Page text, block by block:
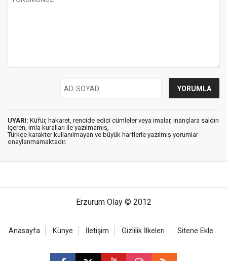
UYARI: Küfür, hakaret, rencide edici cümleler veya imalar, inançlara saldırı
içeren, imla kuralları ile yazılmamış,
Türkçe karakter kullanılmayan ve büyük harflerle yazılmış yorumlar
onaylanmamaktadır.
Erzurum Olay © 2012
Anasayfa Künye İletişim Gizlilik İlkeleri Sitene Ekle